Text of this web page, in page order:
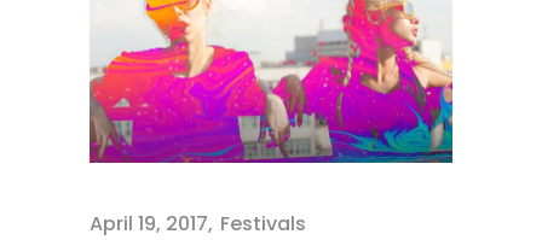
April 19, 2017 Festivals